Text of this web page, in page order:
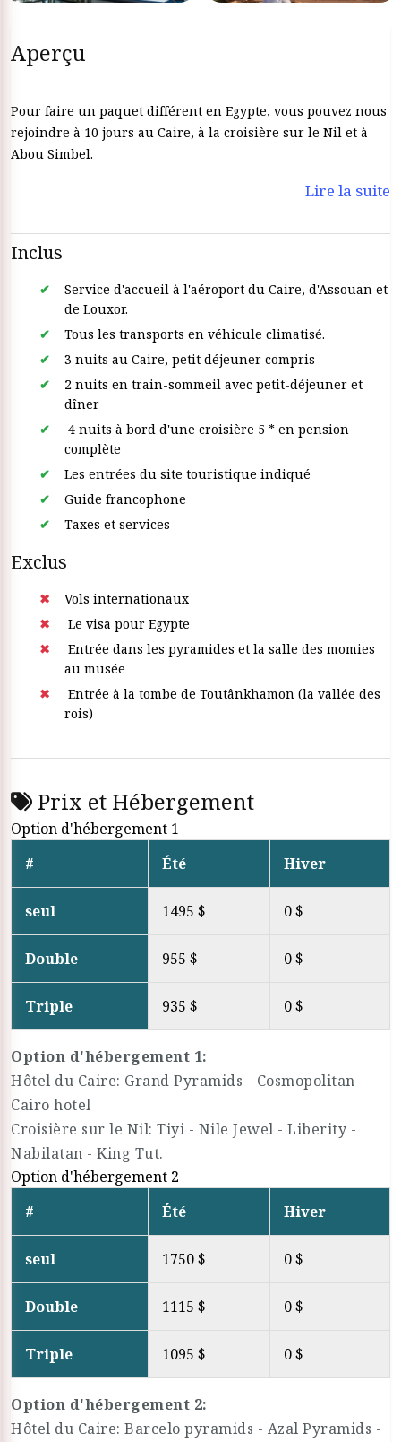
Aperçu
Pour faire un paquet différent en Egypte, vous pouvez nous
rejoindre à 10 jours au Caire, à la croisière sur le Nil et à
Abou Simbel.
Lire la suite
Inclus
Service d'accueil à l'aéroport du Caire, d'Assouan et
de Louxor.
Tous les transports en véhicule climatisé.
3 nuits au Caire, petit déjeuner compris
2 nuits en train-sommeil avec petit-déjeuner et
dîner
4 nuits à bord d'une croisière 5 * en pension
complète
Les entrées du site touristique indiqué
Guide francophone
Taxes et services
Exclus
Vols internationaux
Le visa pour Egypte
Entrée dans les pyramides et la salle des momies
au musée
Entrée à la tombe de Toutânkhamon (la vallée des
rois)
Prix et Hébergement
Option d'hébergement 1
#
Été Hiver
seul 1495 $ 0 $
Double 955 $ 0 $
Triple 935 $ 0 $
Option d'hébergement 1:
Hôtel du Caire: Grand Pyramids - Cosmopolitan
Cairo hotel
Croisière sur le Nil: Tiyi - Nile Jewel - Liberity -
Nabilatan - King Tut.
Option d'hébergement 2
#
Été Hiver
seul 1750 $ 0 $
Double 1115 $ 0 $
Triple 1095 $ 0 $
Option d'hébergement 2:
Hôtel du Caire: Barcelo pyramids - Azal Pyramids -